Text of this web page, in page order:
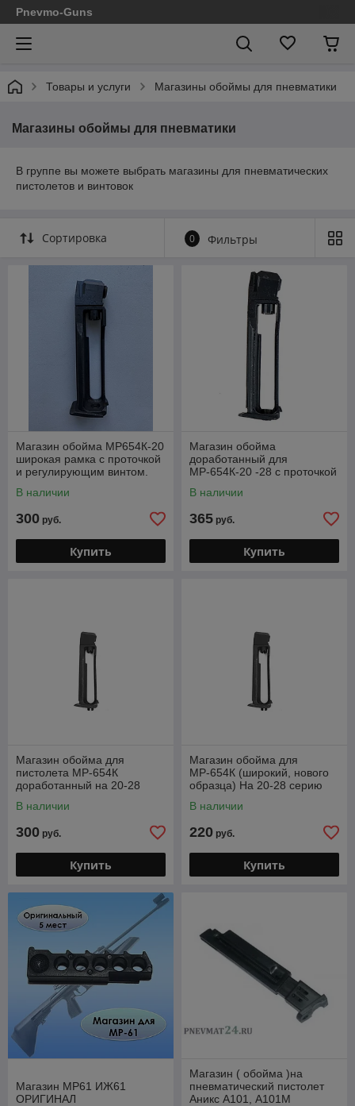
Pnevmo-Guns
Товары и услуги Магазины обоймы для пневматики
Магазины обоймы для пневматики
В группе вы можете выбрать магазины для пневматических
пистолетов и винтовок
Сортировка 0 Фильтры
Магазин обойма МР654К-20
широкая рамка с проточкой
и регулирующим винтом.
В наличии
300 руб.
Купить
Магазин обойма
доработанный для
МР-654К-20 -28 с проточкой
регулировочным винтом
В наличии
365 руб.
Купить
Магазин обойма для
пистолета МР-654К
доработанный на 20-28
В наличии
300 руб.
Купить
Магазин обойма для
МР-654К (широкий, нового
образца) На 20-28 серию
В наличии
220 руб.
Купить
Магазин МР61 ИЖ61
ОРИГИНАЛ
Магазин ( обойма )на
пневматический пистолет
Аникс А101, А101М